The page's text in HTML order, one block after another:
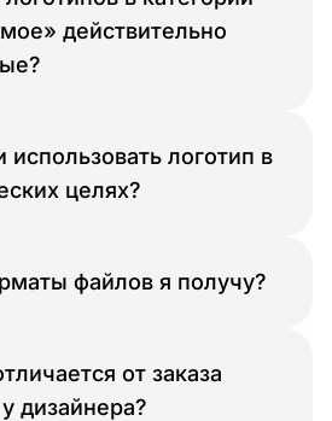
действительно
логотип в
целях?
файлов я получу?
от заказа
дизайнера?